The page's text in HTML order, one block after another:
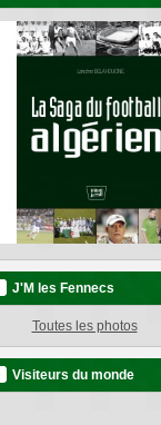
J'M les Fennecs
Toutes les photos
Visiteurs du monde